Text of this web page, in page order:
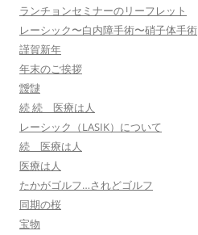
ランチョンセミナーのリーフレット
レーシック〜白内障手術〜硝子体手術
謹賀新年
年末のご挨拶
靉靆
続 続 医療は人
レーシック（LASIK）について
続 医療は人
医療は人
たかがゴルフ…されどゴルフ
同期の桜
宝物